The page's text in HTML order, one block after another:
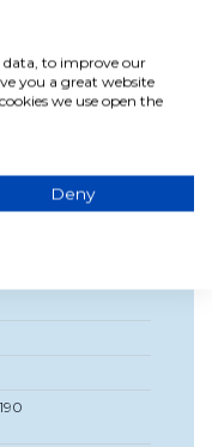
data, to improve our
you a great website
we use open the
Deny